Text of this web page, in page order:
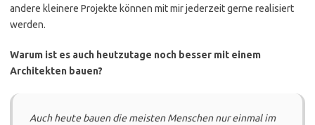
andere kleinere Projekte können mit mir jederzeit gerne realisiert
werden.
Warum ist es auch heutzutage noch besser mit einem
Architekten bauen?
Auch heute bauen die meisten Menschen nur einmal im